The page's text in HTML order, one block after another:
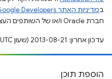
במדיניות האתר Google Developers‏
חברת Oracle ו/או של השותפים העצמאיים שלה.
עדכון אחרון: 2013-08-21 (שעון UTC).
הוספת תוכן